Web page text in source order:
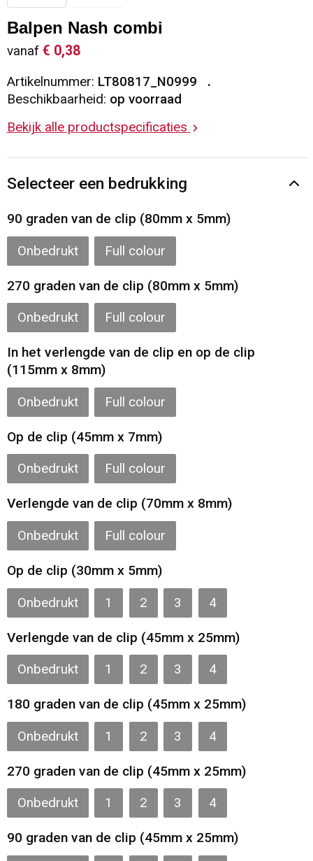
Sleutelhangers en Lanyards
Snoepgoed
Spellen voor binnen en buiten
Sport
Waterflesjes
Themapakketten
Vesten
Gilets
Blazers
Restauranttextiel
Reflecterende vesten
Hoofdbescherming
Reflecterende polo's
Oog- en gelaatsbescherming
Caps, Hoeden en Mutsen
Gilets
Veiligheidsvesten en Veiligheidshesjes
Kledingaccessoires
Balpen Nash combi
vanaf € 0,38
Artikelnummer: LT80817_N0999
Beschikbaarheid: op voorraad
Bekijk alle productspecificaties
Selecteer een bedrukking
90 graden van de clip (80mm x 5mm)
Onbedrukt Full colour
270 graden van de clip (80mm x 5mm)
Onbedrukt Full colour
In het verlengde van de clip en op de clip
(115mm x 8mm)
Onbedrukt Full colour
Op de clip (45mm x 7mm)
Onbedrukt Full colour
Verlengde van de clip (70mm x 8mm)
Onbedrukt Full colour
Op de clip (30mm x 5mm)
Onbedrukt 1 2 3 4
Verlengde van de clip (45mm x 25mm)
Onbedrukt 1 2 3 4
180 graden van de clip (45mm x 25mm)
Onbedrukt 1 2 3 4
270 graden van de clip (45mm x 25mm)
Onbedrukt 1 2 3 4
90 graden van de clip (45mm x 25mm)